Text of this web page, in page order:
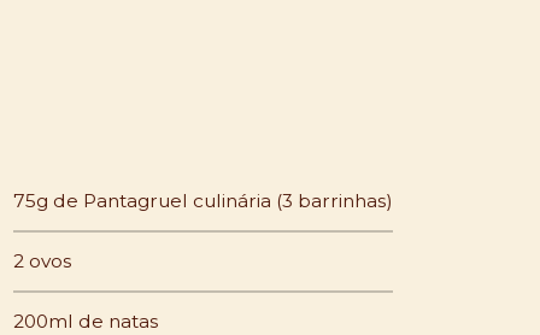
75g de Pantagruel culinária (3 barrinhas)
2 ovos
200ml de natas